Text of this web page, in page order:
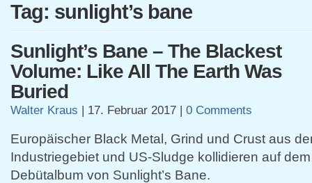
Tag: sunlight’s bane
Sunlight’s Bane – The Blackest
Volume: Like All The Earth Was
Buried
Walter Kraus | 17. Februar 2017 | 0 Comments
Europäischer Black Metal, Grind und Crust aus
Industriegebiet und US-Sludge kollidieren auf dem
Debütalbum von Sunlight’s Bane.